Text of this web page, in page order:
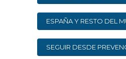
ESPAÑA Y RESTO DEL
SEGUIR DESDE